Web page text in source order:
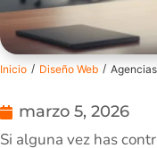
Inicio / Diseño Web /
marzo 5, 2026
Si alguna vez has